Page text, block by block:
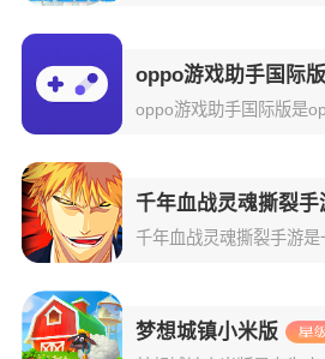
oppo游戏助手国际版
千年血战灵魂撕裂手
梦想城镇小米版